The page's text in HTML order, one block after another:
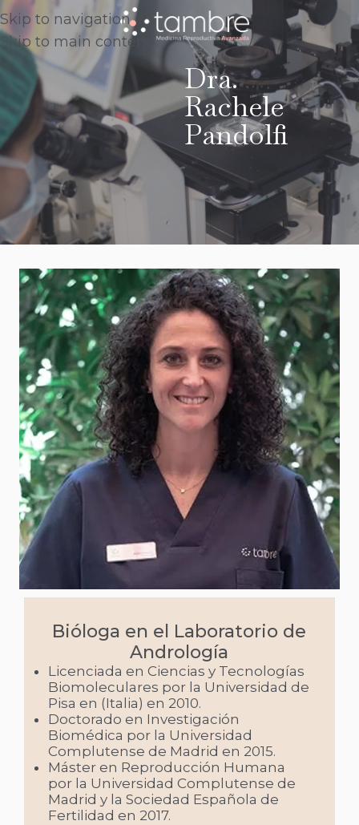
Skip to navigation
Skip to main content
Dra.
Rachele
Pandolfi
Bióloga en el Laboratorio de
Andrología
Licenciada en Ciencias y Tecnologías
Biomoleculares por la Universidad de
Pisa en (Italia) en 2010.
Doctorado en Investigación
Biomédica por la Universidad
Complutense de Madrid en 2015.
Máster en Reproducción Humana
por la Universidad Complutense de
Madrid y la Sociedad Española de
Fertilidad en 2017.